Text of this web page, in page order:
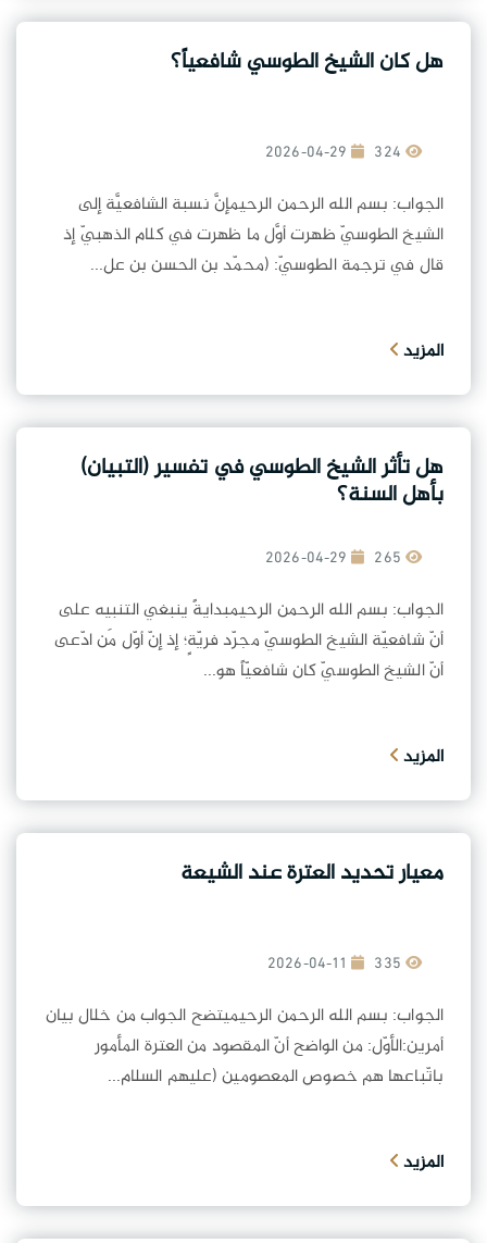
هل كان الشيخ الطوسي شافعياً؟
2026-04-29
الجواب: بسم الله الرحمن الرحيمإنَّ نسبة الشافعيَّة إلى
الشيخ الطوسيّ ظهرت أوَّل ما ظهرت في كلام الذهبيّ إذ
قال في ترجمة الطوسيّ: (محمّد بن الحسن بن عل...
المزيد
هل تأثر الشيخ الطوسي في تفسير (التبيان)
بأهل السنة؟
2026-04-29
الجواب: بسم الله الرحمن الرحيمبدايةً ينبغي التنبيه على
أنّ شافعيّة الشيخ الطوسيّ مجرّد فريّةٍ؛ إذ إنّ أوّل مَن ادّعى
أنّ الشيخ الطوسيّ كان شافعيّاً هو...
المزيد
معيار تحديد العترة عند الشيعة
2026-04-11
الجواب: بسم الله الرحمن الرحيميتضح الجواب من خلال بيان
أمرين:الأوّل: من الواضح أنّ المقصود من العترة المأمور
باتّباعها هم خصوص المعصومين (عليهم السلام...
المزيد